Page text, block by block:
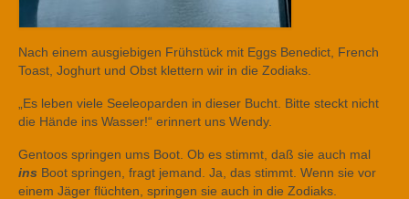
Nach einem ausgiebigen Frühstück mit Eggs Benedict, French
Toast, Joghurt und Obst klettern wir in die Zodiaks.
„Es leben viele Seeleoparden in dieser Bucht. Bitte steckt nicht
die Hände ins Wasser!“ erinnert uns Wendy.
Gentoos springen ums Boot. Ob es stimmt, daß sie auch mal
ins Boot springen, fragt jemand. Ja, das stimmt. Wenn sie vor
einem Jäger flüchten, springen sie auch in die Zodiaks.